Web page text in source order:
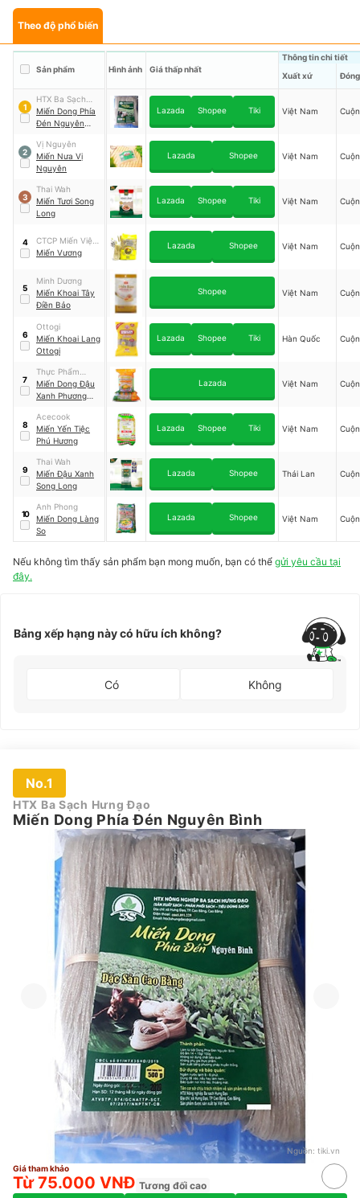
Theo độ phổ biến
Sản phẩm Hình ảnh Giá thấp nhất
Thông tin chi tiết
Xuất xứ
1
HTX Ba Sạch
Hưng Đạo
Miến Dong Phía
Đén Nguyên
Lazada Shopee Tiki Việt Nam
2
Vị Nguyên
Miến Nưa Vị
Nguyên
Lazada Shopee Việt Nam
3
Thai Wah
Miến Tươi Song
Long
Lazada Shopee Tiki Việt Nam
4
CTCP Miến Việt
Nam
Miến Vương
Lazada Shopee Việt Nam
5
Minh Dương
Miến Khoai Tây
Điền Bảo
Shopee Việt Nam
6
Ottogi
Miến Khoai Lang
Ottogi
Lazada Shopee Tiki Hàn Quốc
7
Thực Phẩm
Phương Đông
Miến Dong Đậu
Xanh Phương
Lazada Việt Nam
8
Acecook
Miến Yến Tiệc
Phú Hương
Lazada Shopee Tiki Việt Nam
9
Thai Wah
Miến Đậu Xanh
Song Long
Lazada Shopee Thái Lan
10
Anh Phong
Miến Dong Làng
So
Lazada Shopee Việt Nam
Nếu không tìm thấy sản phẩm bạn mong muốn, bạn có thể gửi yêu cầu tại
đây.
Bảng xếp hạng này có hữu ích không?
Có Không
No.1
HTX Ba Sạch Hưng Đạo
Miến Dong Phía Đén Nguyên Bình
Nguồn: tiki.vn
Giá tham khảo
Từ 75.000 VNĐ Tương đối cao